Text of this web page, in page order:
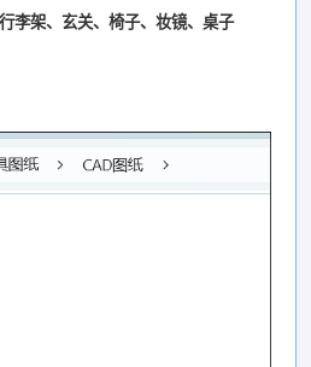
李架、玄关、椅子、妆镜、桌子